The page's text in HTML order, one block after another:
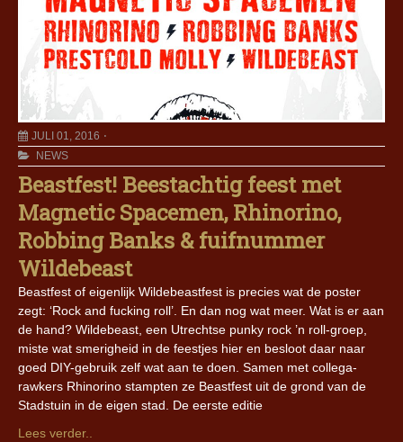
JULI 01, 2016
NEWS
Beastfest! Beestachtig feest met
Magnetic Spacemen, Rhinorino,
Robbing Banks & fuifnummer
Wildebeast
Beastfest of eigenlijk Wildebeastfest is precies wat de poster
zegt: ‘Rock and fucking roll’. En dan nog wat meer. Wat is er aan
de hand? Wildebeast, een Utrechtse punky rock ’n roll-groep,
miste wat smerigheid in de feestjes hier en besloot daar naar
goed DIY-gebruik zelf wat aan te doen. Samen met collega-
rawkers Rhinorino stampten ze Beastfest uit de grond van de
Stadstuin in de eigen stad. De eerste editie
Lees verder..